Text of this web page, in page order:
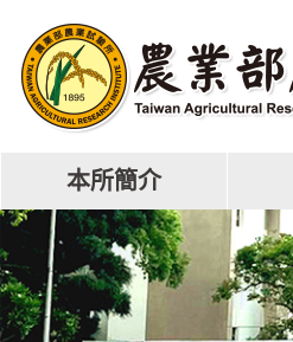
本所簡介